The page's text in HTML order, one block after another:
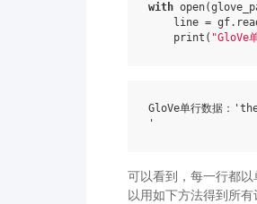
with open(
line = gf.
print ( "GloVe
GloVe单行数据：
可以看到，每一行都
以用如下方法得到所